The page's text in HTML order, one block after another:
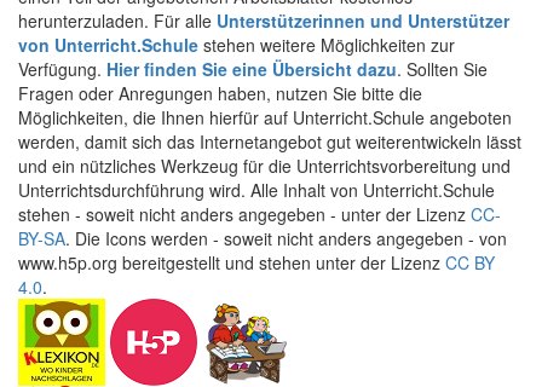
herunterzuladen. Für alle Unterstützerinnen und Unterstützer
von Unterricht.Schule stehen weitere Möglichkeiten zur
Verfügung. Hier finden Sie eine Übersicht dazu. Sollten Sie
Fragen oder Anregungen haben, nutzen Sie bitte die
Möglichkeiten, die Ihnen hierfür auf Unterricht.Schule angeboten
werden, damit sich das Internetangebot gut weiterentwickeln lässt
und ein nützliches Werkzeug für die Unterrichtsvorbereitung und
Unterrichtsdurchführung wird. Alle Inhalt von Unterricht.Schule
stehen - soweit nicht anders angegeben - unter der Lizenz CC-
BY-SA. Die Icons werden - soweit nicht anders angegeben - von
www.h5p.org bereitgestellt und stehen unter der Lizenz CC BY
4.0.